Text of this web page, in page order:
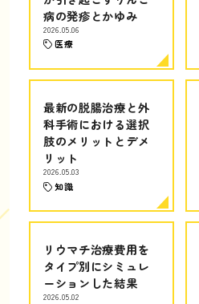
病の発疹とかゆみ
2026.05.06
医療
最新の脱腸治療と外
科手術における選択
肢のメリットとデメ
リット
2026.05.03
知識
リウマチ治療費用を
タイプ別にシミュレ
ーションした結果
2026.05.02